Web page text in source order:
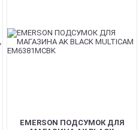
EMERSON ПОДСУМОК ДЛЯ